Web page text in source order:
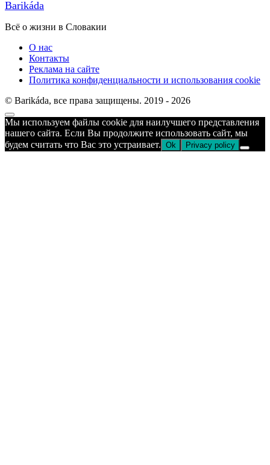
Barikáda
Всё о жизни в Словакии
О нас
Контакты
Реклама на сайте
Политика конфиденциальности и использования cookie
© Barikáda, все права защищены. 2019 - 2026
Прокрутка
к
верху
Мы используем файлы cookie для наилучшего представления
нашего сайта. Если Вы продолжите использовать сайт, мы
будем считать что Вас это устраивает. Ok Privacy policy